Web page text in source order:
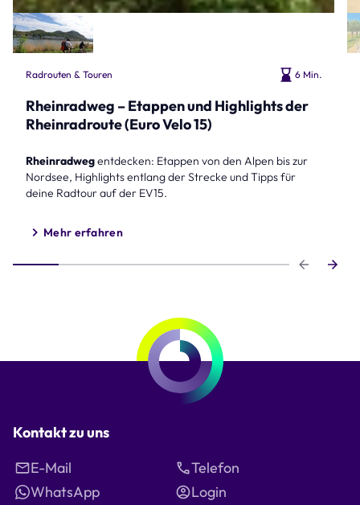
Radrouten & Touren 6 Min.
Rheinradweg – Etappen und Highlights der
Rheinradroute (Euro Velo 15)
Rheinradwegentdecken: Etappen von den Alpen bis zur
Nordsee, Highlights entlang der Strecke und Tipps für
deine Radtour auf der EV15.
Mehr erfahren
Kontakt zu uns
E-Mail
Telefon
WhatsApp
Login